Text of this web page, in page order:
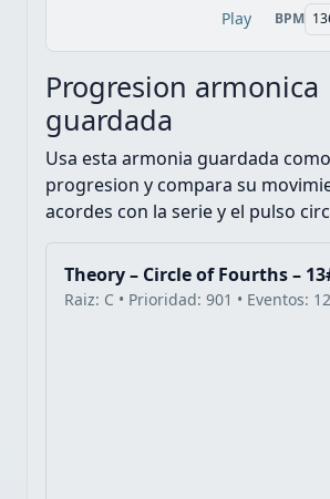
Play BPM
Progresion armonica
guardada
Usa esta armonia guardada
progresion y compara su
acordes con la serie y el pulso
Theory – Circle of Fourths –
Raiz: C • Prioridad: 901 • Eventos: 12